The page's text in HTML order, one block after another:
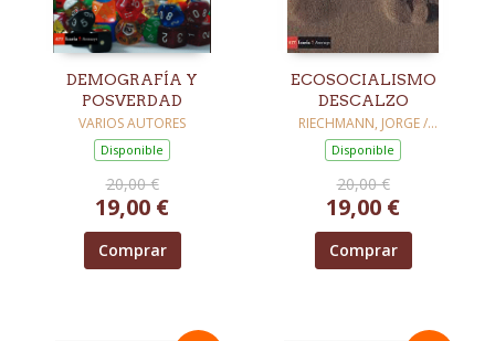
DEMOGRAFÍA Y
POSVERDAD
VARIOS AUTORES
Disponible
20,00 €
19,00 €
Comprar
ECOSOCIALISMO
DESCALZO
RIECHMANN, JORGE /
ALMAZAN GOMEZ, ADRIAN
Disponible
20,00 €
19,00 €
Comprar